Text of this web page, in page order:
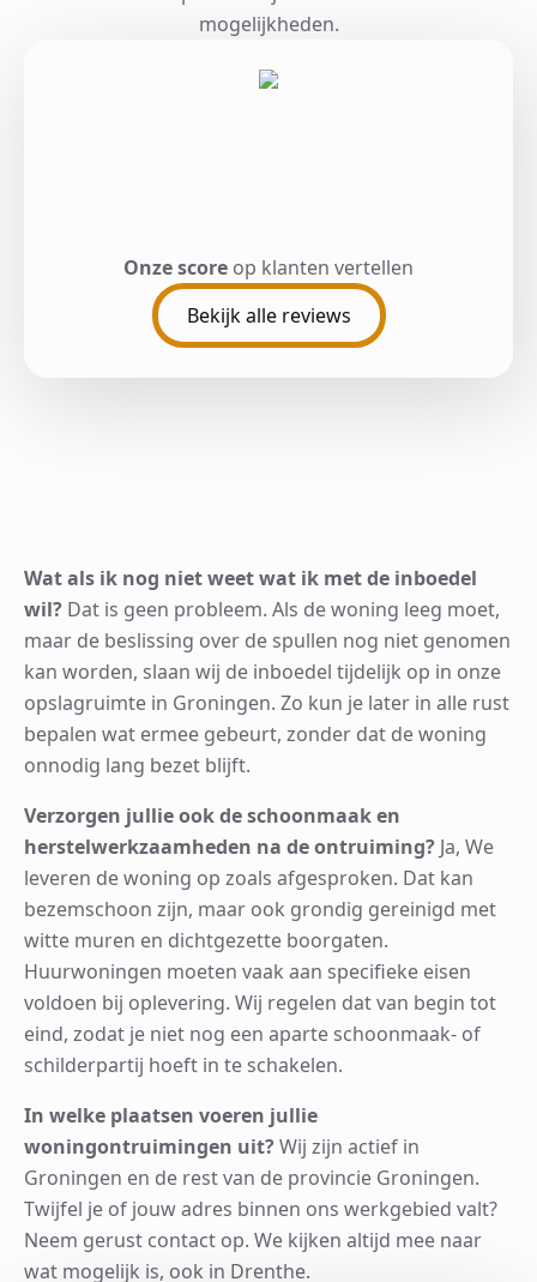
Onze score op klanten vertellen
Bekijk alle reviews
mogelijkheden.
Wat als ik nog niet weet wat ik met de inboedel
wil? Dat is geen probleem. Als de woning leeg moet,
maar de beslissing over de spullen nog niet genomen
kan worden, slaan wij de inboedel tijdelijk op in onze
opslagruimte in Groningen. Zo kun je later in alle rust
bepalen wat ermee gebeurt, zonder dat de woning
onnodig lang bezet blijft.
Verzorgen jullie ook de schoonmaak en
herstelwerkzaamheden na de ontruiming? Ja, We
leveren de woning op zoals afgesproken. Dat kan
bezemschoon zijn, maar ook grondig gereinigd met
witte muren en dichtgezette boorgaten.
Huurwoningen moeten vaak aan specifieke eisen
voldoen bij oplevering. Wij regelen dat van begin tot
eind, zodat je niet nog een aparte schoonmaak- of
schilderpartij hoeft in te schakelen.
In welke plaatsen voeren jullie
woningontruimingen uit?Wij zijn actief in
Groningen en de rest van de provincie Groningen.
Twijfel je of jouw adres binnen ons werkgebied valt?
Neem gerust contact op. We kijken altijd mee naar
wat mogelijk is, ook in Drenthe.